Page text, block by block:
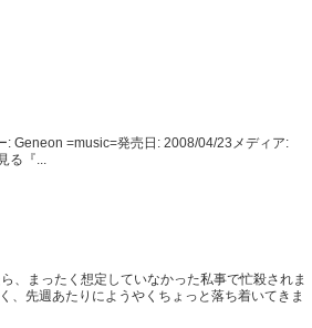
: Geneon =music=発売日: 2008/04/23メディア:
る『...
、まったく想定していなかった私事で忙殺されま
、先週あたりにようやくちょっと落ち着いてきま